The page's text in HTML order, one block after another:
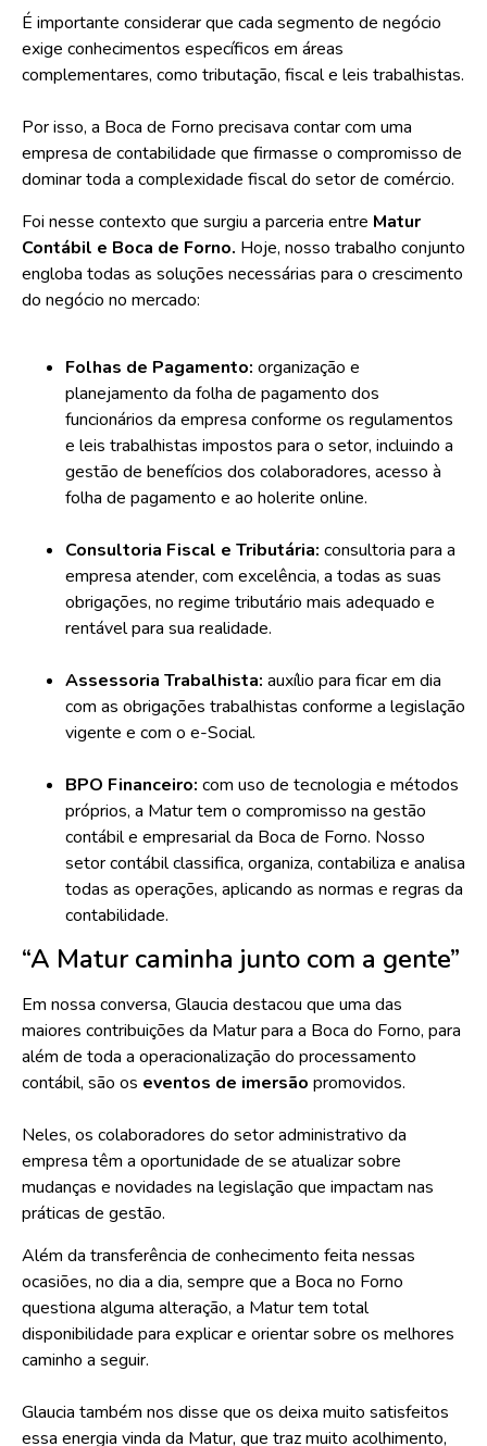
É importante considerar que cada segmento de negócio
exige conhecimentos específicos em áreas
complementares, como tributação, fiscal e leis trabalhistas.
Por isso, a Boca de Forno precisava contar com uma
empresa de contabilidade que firmasse o compromisso de
dominar toda a complexidade fiscal do setor de comércio.
Foi nesse contexto que surgiu a parceria entre Matur
Contábil e Boca de Forno. Hoje, nosso trabalho conjunto
engloba todas as soluções necessárias para o crescimento
do negócio no mercado:
Folhas de Pagamento: organização e
planejamento da folha de pagamento dos
funcionários da empresa conforme os regulamentos
e leis trabalhistas impostos para o setor, incluindo a
gestão de benefícios dos colaboradores, acesso à
folha de pagamento e ao holerite online.
Consultoria Fiscal e Tributária: consultoria para a
empresa atender, com excelência, a todas as suas
obrigações, no regime tributário mais adequado e
rentável para sua realidade.
Assessoria Trabalhista: auxílio para ficar em dia
com as obrigações trabalhistas conforme a legislação
vigente e com o e-Social.
BPO Financeiro: com uso de tecnologia e métodos
próprios, a Matur tem o compromisso na gestão
contábil e empresarial da Boca de Forno. Nosso
setor contábil classifica, organiza, contabiliza e analisa
todas as operações, aplicando as normas e regras da
contabilidade.
“A Matur caminha junto com a gente”
Em nossa conversa, Glaucia destacou que uma das
maiores contribuições da Matur para a Boca do Forno, para
além de toda a operacionalização do processamento
contábil, são os eventos de imersão promovidos.
Neles, os colaboradores do setor administrativo da
empresa têm a oportunidade de se atualizar sobre
mudanças e novidades na legislação que impactam nas
práticas de gestão.
Além da transferência de conhecimento feita nessas
ocasiões, no dia a dia, sempre que a Boca no Forno
questiona alguma alteração, a Matur tem total
disponibilidade para explicar e orientar sobre os melhores
caminho a seguir.
Glaucia também nos disse que os deixa muito satisfeitos
essa energia vinda da Matur, que traz muito acolhimento,